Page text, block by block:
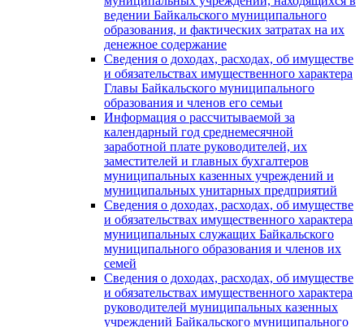
ведении Байкальского муниципального
образования, и фактических затратах на их
денежное содержание
Сведения о доходах, расходах, об имуществе
и обязательствах имущественного характера
Главы Байкальского муниципального
образования и членов его семьи
Информация о рассчитываемой за
календарный год среднемесячной
заработной плате руководителей, их
заместителей и главных бухгалтеров
муниципальных казенных учреждений и
муниципальных унитарных предприятий
Сведения о доходах, расходах, об имуществе
и обязательствах имущественного характера
муниципальных служащих Байкальского
муниципального образования и членов их
семей
Сведения о доходах, расходах, об имуществе
и обязательствах имущественного характера
руководителей муниципальных казенных
учреждений Байкальского муниципального